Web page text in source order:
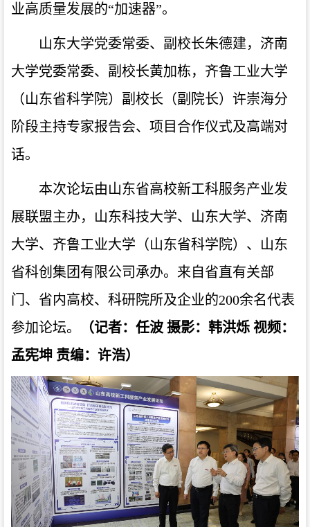
业高质量发展的“加速器”。
山东大学党委常委、副校长朱德建，济南
大学党委常委、副校长黄加栋，齐鲁工业大学
（山东省科学院）副校长（副院长）许崇海分
阶段主持专家报告会、项目合作仪式及高端对
话。
本次论坛由山东省高校新工科服务产业发
展联盟主办，山东科技大学、山东大学、济南
大学、齐鲁工业大学（山东省科学院）、山东
省科创集团有限公司承办。来自省直有关部
门、省内高校、科研院所及企业的200余名代表
参加论坛。
（记者：任波 摄影：韩洪烁 视频：
孟宪坤 责编：许浩）